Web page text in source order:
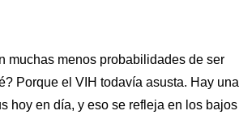
muchas menos probabilidades de ser
Porque el VIH todavía asusta. Hay una
hoy en día, y eso se refleja en los bajos